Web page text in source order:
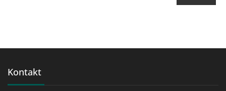
Kontakt